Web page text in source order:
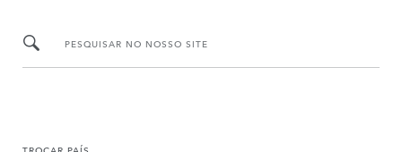
PESQUISAR NO NOSSO SITE